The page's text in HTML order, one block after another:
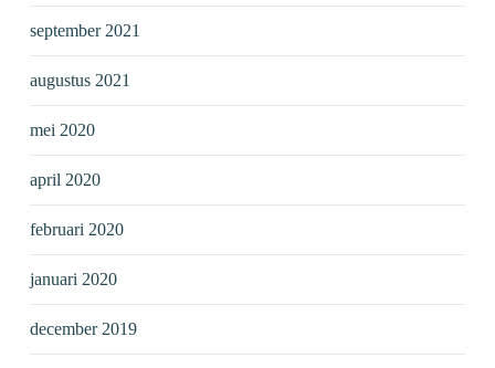
september 2021
augustus 2021
mei 2020
april 2020
februari 2020
januari 2020
december 2019